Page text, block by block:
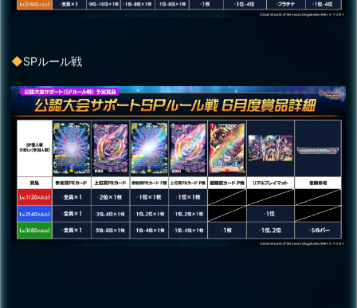
◆SPルール戦